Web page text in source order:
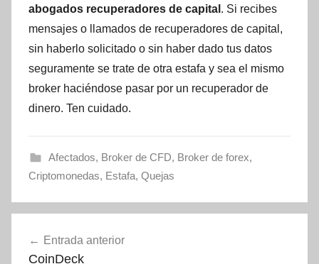
abogados recuperadores de capital . Si recibes
mensajes o llamados de recuperadores de capital,
sin haberlo solicitado o sin haber dado tus datos
seguramente se trate de otra estafa y sea el mismo
broker haciéndose pasar por un recuperador de
dinero. Ten cuidado.
Afectados, Broker de CFD, Broker de forex,
Criptomonedas, Estafa, Quejas
de
Entrada anterior
CoinDeck